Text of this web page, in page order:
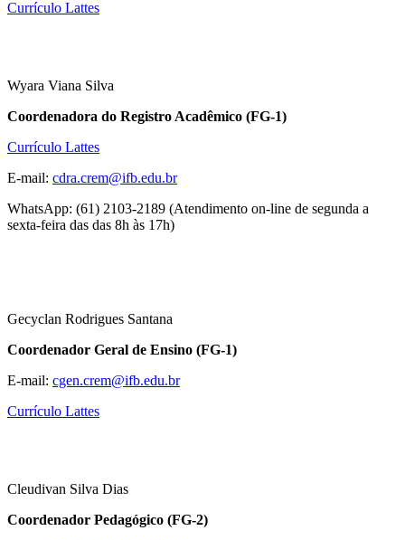
Currículo Lattes
Wyara Viana Silva
Coordenadora do Registro Acadêmico (FG-1)
Currículo Lattes
E-mail: cdra.crem@ifb.edu.br
WhatsApp: (61) 2103-2189 (Atendimento on-line de segunda a
sexta-feira das das 8h às 17h)
Gecyclan Rodrigues Santana
Coordenador Geral de Ensino (FG-1)
E-mail: cgen.crem@ifb.edu.br
Currículo Lattes
Cleudivan Silva Dias
Coordenador Pedagógico (FG-2)